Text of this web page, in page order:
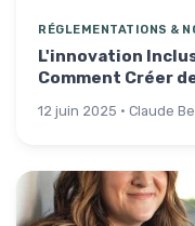
RÉGLEMENTATIONS &
L'innovation
Comment Créer
12 juin 2025 · Claude